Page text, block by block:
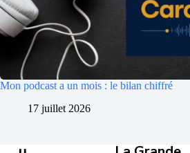
Mon podcast a un mois : le bilan chiffré
17 juillet 2026